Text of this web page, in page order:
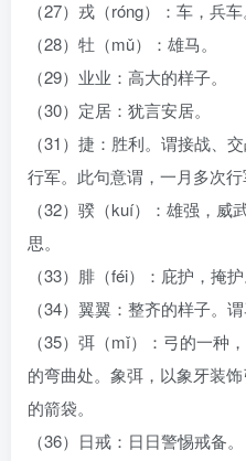
（27）戎（róng）：车，兵车
（28）牡（mǔ）：雄马。
（29）业业：高大的样子。
（30）定居：犹言安居。
（31）捷：胜利。谓接战、
行军。此句意谓，一月多次行
（32）骙（kuí）：雄强，
思。
（33）腓（féi）：庇护，掩护
（34）翼翼：整齐的样子。谓
（35）弭（mǐ）：弓的一种
的弯曲处。象弭，以象牙装
的箭袋。
（36）日戒：日日警惕戒备。